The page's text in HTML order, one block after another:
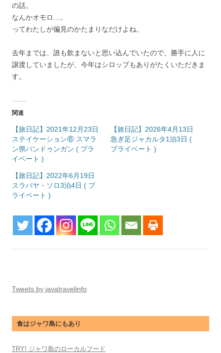
の話。
なんかオモロ…。
ってわたしが偏見のかたまりなだけよね。
去年までは、誰も飲まないと思い込んでいたので、勝手に人に
譲渡していましたが、今年はシロップもありがたくいただきま
す。
関連
【旅日記】2021年12月23日
ステイケーション⑥ スマラ
ン県バンドゥンガン ( プラ
イベート )
【旅日記】2026年4月13日
急ぎ足ジャカルタ1泊3日 (
プライベート )
【旅日記】2022年6月19日
スラバヤ・ソロ3泊4日 ( プ
ライベート )
Tweets by javatravelinfo
食はジャワ島にもあり
TRY! ジャワ島のローカルフード